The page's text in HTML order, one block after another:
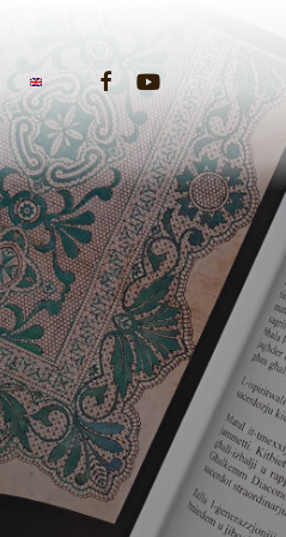
FACEBOOKYOUTUBE